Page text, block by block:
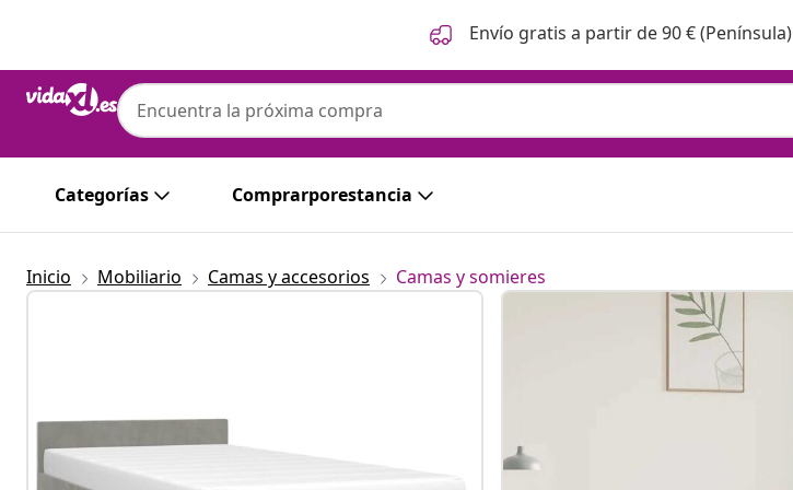
Envío gratis a partir de 90 € (Península)
Categorías Comprarporestancia
Inicio Mobiliario Camas y accesorios Camas y somieres